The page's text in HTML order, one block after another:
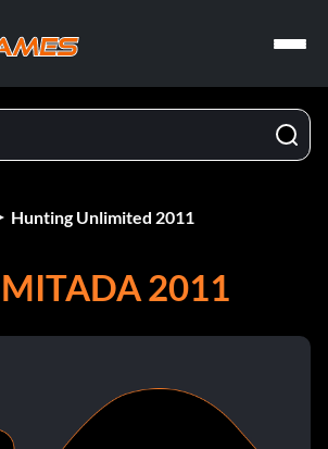
Hunting Unlimited 2011
2011